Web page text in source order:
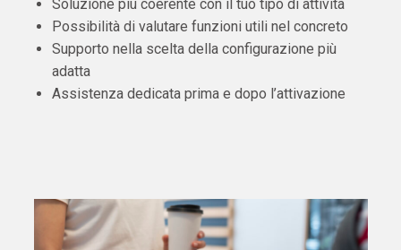
Soluzione più coerente con il tuo tipo di attività
Possibilità di valutare funzioni utili nel concreto
Supporto nella scelta della configurazione più
adatta
Assistenza dedicata prima e dopo l’attivazione